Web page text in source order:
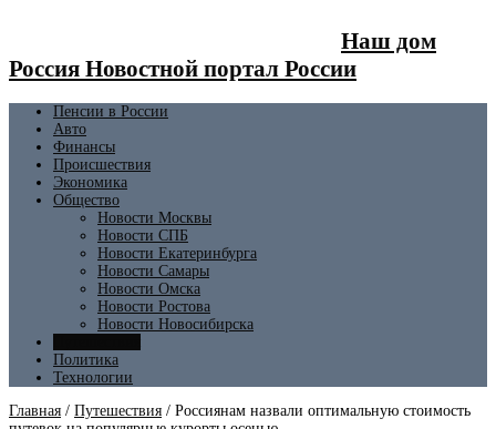
Наш дом
Россия Новостной портал России
Пенсии в России
Авто
Финансы
Происшествия
Экономика
Общество
Новости Москвы
Новости СПБ
Новости Екатеринбурга
Новости Самары
Новости Омска
Новости Ростова
Новости Новосибирска
Политика
Технологии
Главная / Путешествия / Россиянам назвали оптимальную стоимость